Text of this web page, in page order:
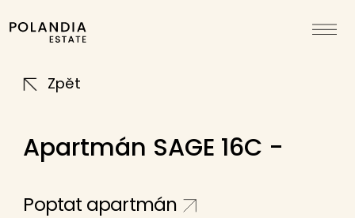
Zpět
Apartmán SAGE 16C -
Poptat apartmán